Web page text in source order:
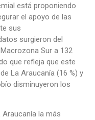
está proponiendo
el apoyo de las
sus
surgieron del
Sur a 132
que refleja que este
La Araucanía (16 %) y
disminuyeron los
Araucanía la más